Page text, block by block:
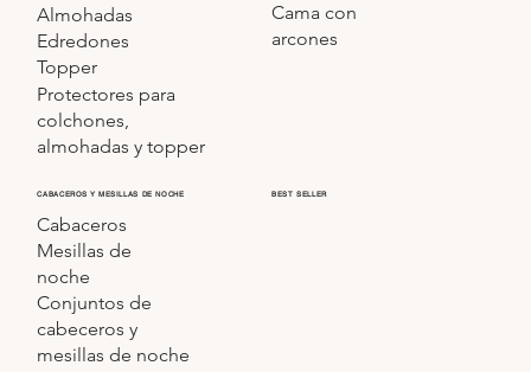
Almohadas
Edredones
Topper
Protectores para
colchones,
almohadas y topper
CABACEROS Y MESILLAS DE NOCHE
Cabaceros
Mesillas de
noche
Conjuntos de
cabeceros y
mesillas de noche
Cama con
arcones
BEST SELLER